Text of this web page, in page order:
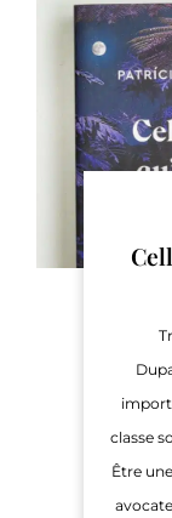
classe
Être